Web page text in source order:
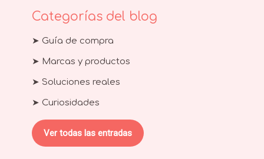
Categorías del blog
➤ Guía de compra
➤ Marcas y productos
➤ Soluciones reales
➤ Curiosidades
Ver todas las entradas